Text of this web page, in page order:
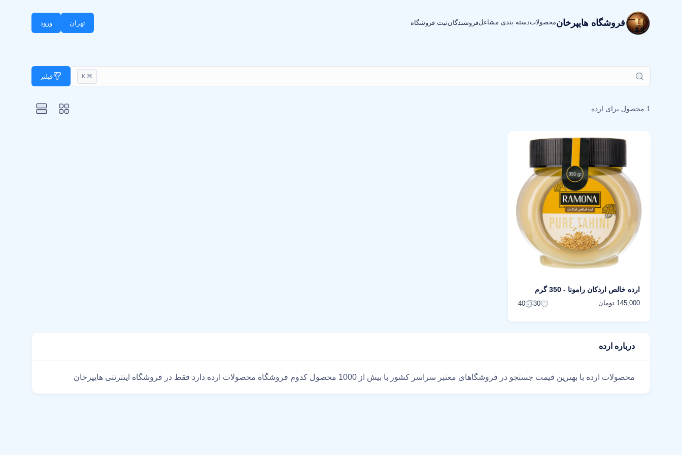
فروشگاه هایپرخانمحصولاتدسته بندی مشاغلفروشندگانثبت فروشگاه تهران ورود
⌘ K فیلتر
1 محصول برای ارده
ارده خالص اردکان رامونا - 350 گرم
145,000 تومان 30
40
درباره ارده
محصولات ارده با بهترین قیمت جستجو در فروشگاهای معتبر سراسر کشور با بیش از 1000 محصول کدوم فروشگاه محصولات ارده دارد فقط در فروشگاه اینترنتی هایپرخان